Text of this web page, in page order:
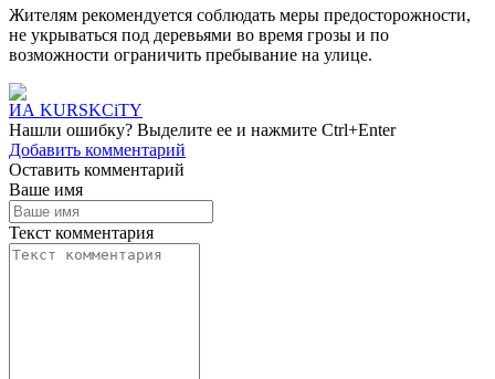
Жителям рекомендуется соблюдать меры предосторожности,
не укрываться под деревьями во время грозы и по
возможности ограничить пребывание на улице.
ИА KURSKCiTY
Нашли ошибку? Выделите ее и нажмите Ctrl+Enter
Добавить комментарий
Оставить комментарий
Ваше имя
Текст комментария